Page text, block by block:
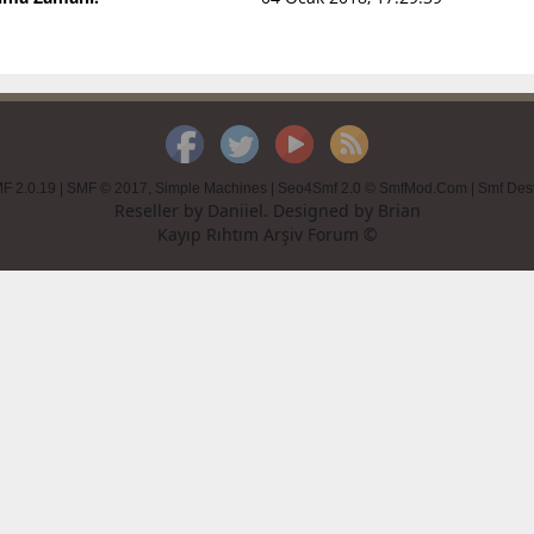
2.0.19 | SMF © 2017 Simple Machines | Seo4Smf 2.0 © SmfMod.Com | Smf
Reseller by Daniiel. Designed by Brian
Kayıp Rıhtım Arşiv Forum ©